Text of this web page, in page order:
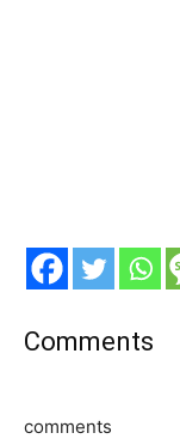
Comments
comments